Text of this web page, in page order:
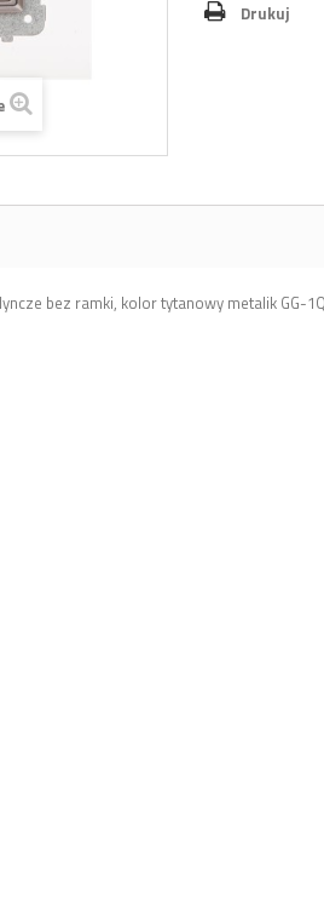
Drukuj
bez ramki, kolor tytanowy metalik GG-